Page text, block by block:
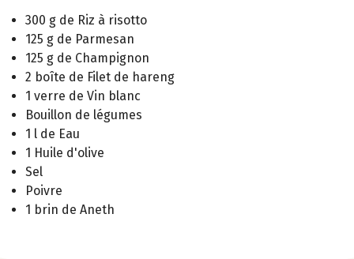
300 g de Riz à risotto
125 g de Parmesan
125 g de Champignon
2 boîte de Filet de hareng
1 verre de Vin blanc
Bouillon de légumes
1 l de Eau
1 Huile d'olive
Sel
Poivre
1 brin de Aneth